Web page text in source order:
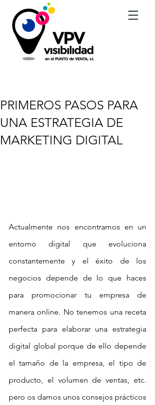
PRIMEROS PASOS PARA
UNA ESTRATEGIA DE
MARKETING DIGITAL
Actualmente nos encontramos en un
entorno digital que evoluciona
constantemente y el éxito de los
negocios depende de lo que haces
para promocionar tu empresa de
manera online. No tenemos una receta
perfecta para elaborar una estrategia
digital global porque de ello depende
el tamaño de la empresa, el tipo de
producto, el volumen de ventas, etc.
pero os damos unos consejos prácticos